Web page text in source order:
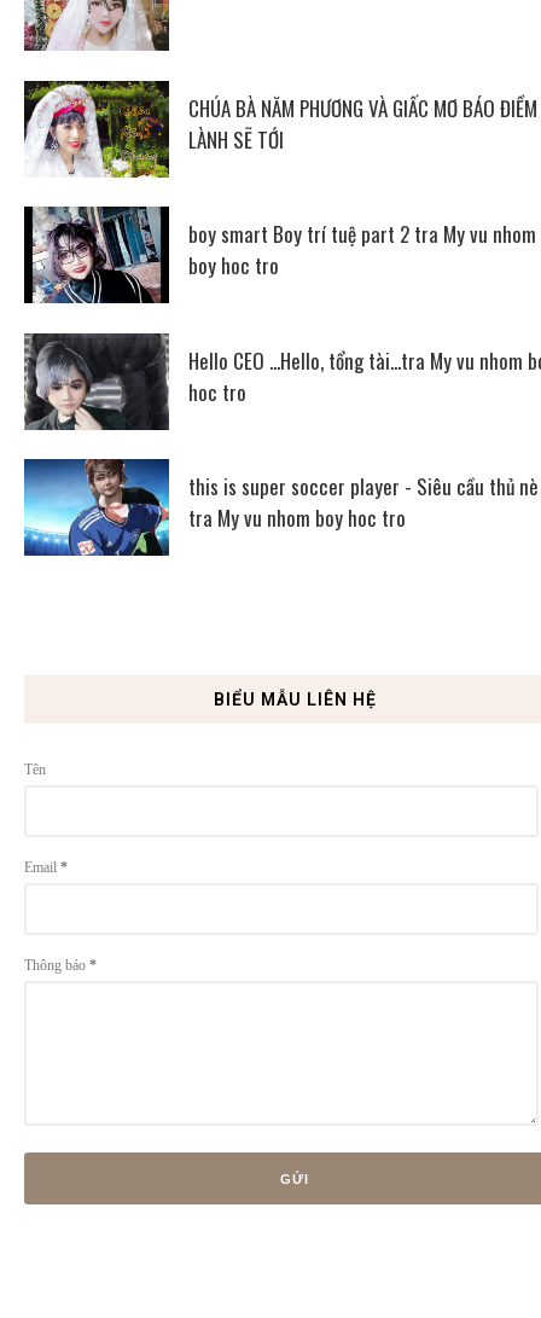
CHÚA BÀ NĂM PHƯƠNG VÀ GIẤC MƠ BÁO ĐIỀM
LÀNH SẼ TỚI
boy smart Boy trí tuệ part 2 tra My vu nhom
boy hoc tro
Hello CEO ...Hello, tổng tài...tra My vu nhom
hoc tro
this is super soccer player - Siêu cầu thủ
tra My vu nhom boy hoc tro
BIỂU MẪU LIÊN HỆ
Tên
Email *
Thông báo *